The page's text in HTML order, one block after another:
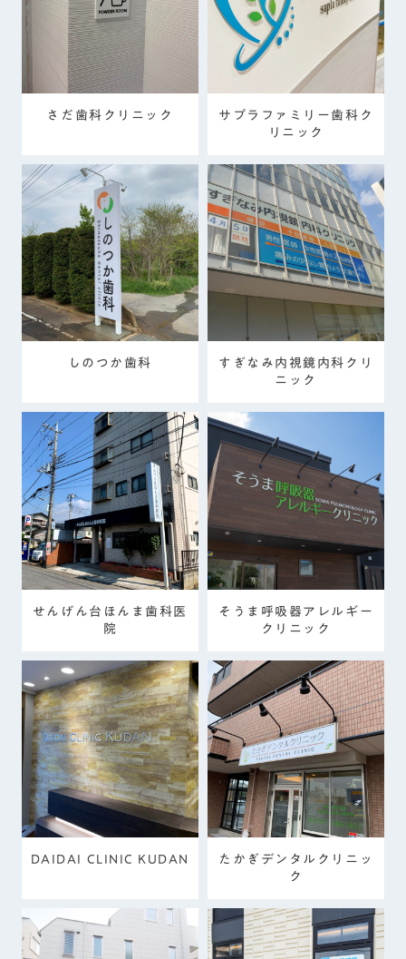
さだ歯科クリニック
サプラファミリー歯科ク
リニック
しのつか歯科
すぎなみ内視鏡内科クリ
ニック
せんげん台ほんま歯科医
院
そうま呼吸器アレルギー
クリニック
DAIDAI CLINIC KUDAN
たかぎデンタルクリニッ
ク